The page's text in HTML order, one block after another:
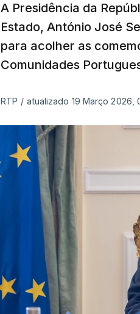
A Presidência da
Estado, António José
para acolher as
Comunidades
RTP / atualizado 19 Março 2026,